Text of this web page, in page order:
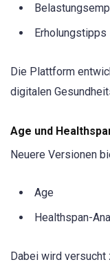
Erholungstipps
Die Plattform
digitalen
Age und
Neuere Versionen
Age
Healthspan-
Dabei wird versucht